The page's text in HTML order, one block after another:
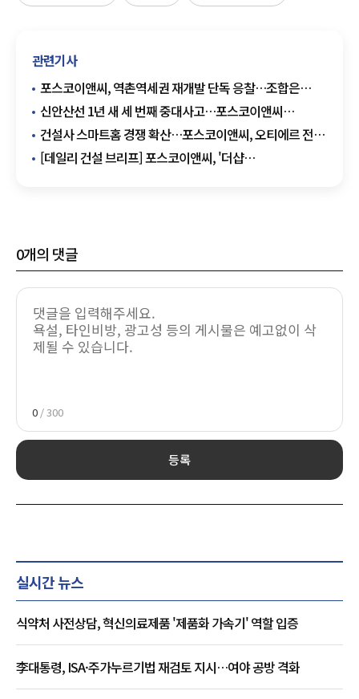
관련기사
포스코이앤씨, 역촌역세권 재개발 단독 응찰…조합은
재입찰 공고
신안산선 1년 새 세 번째 중대사고…포스코이앤씨
안전관리 도마
건설사 스마트홈 경쟁 확산…포스코이앤씨, 오티에르 전용
앱 선보여
[데일리 건설 브리프] 포스코이앤씨, '더샵
0개의 댓글
0 / 300
등록
실시간 뉴스
식약처 사전상담, 혁신의료제품 '제품화 가속기' 역할 입증
李대통령, ISA·주가누르기법 재검토 지시…여야 공방 격화